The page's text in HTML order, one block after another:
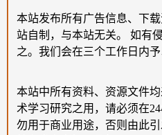
本站发布所有广告信息、下
站自制，与本站无关。 如有
之。我们会在三个工作日内予
本站中所有资料、资源文件
术学习研究之用，请必须在
勿用于商业用途，否则由此